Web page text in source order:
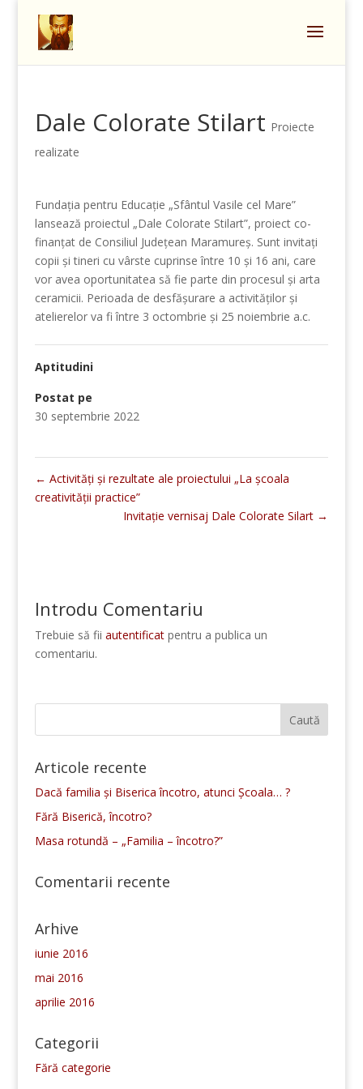
Dale Colorate Stilart Proiecte
realizate
Fundația pentru Educație „Sfântul Vasile cel Mare”
lansează proiectul „Dale Colorate Stilart”, proiect co-
finanțat de Consiliul Județean Maramureș. Sunt invitați
copii și tineri cu vârste cuprinse între 10 și 16 ani, care
vor avea oportunitatea să fie parte din procesul și arta
ceramicii. Perioada de desfășurare a activităților și
atelierelor va fi între 3 octombrie și 25 noiembrie a.c.
Aptitudini
Postat pe
30 septembrie 2022
← Activități și rezultate ale proiectului „La școala
creativității practice”
Invitație vernisaj Dale Colorate Silart →
Introdu Comentariu
Trebuie să fii autentificatpentru a publica un
comentariu.
Articole recente
Dacă familia și Biserica încotro, atunci Școala… ?
Fără Biserică, încotro?
Masa rotundă – „Familia – încotro?”
Comentarii recente
Arhive
iunie 2016
mai 2016
aprilie 2016
Categorii
Fără categorie